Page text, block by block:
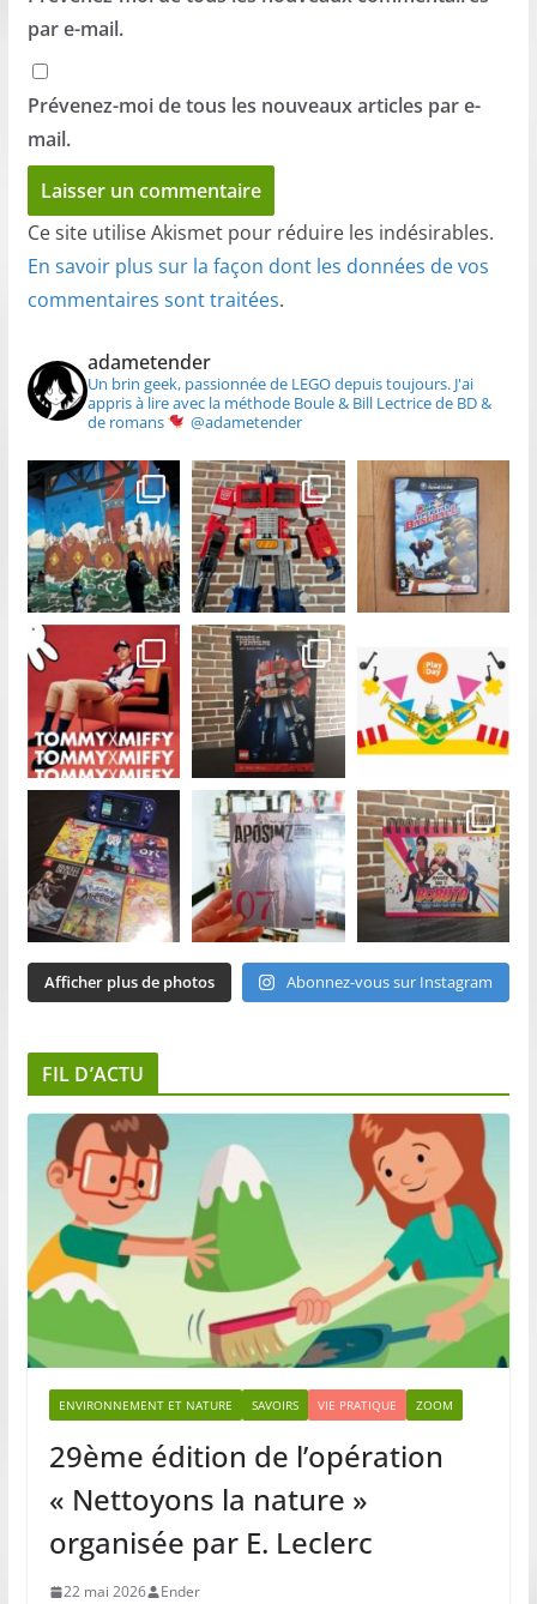
par e-mail.
Prévenez-moi de tous les nouveaux articles par e-
mail.
Ce site utilise Akismet pour réduire les indésirables.
En savoir plus sur la façon dont les données de vos
commentaires sont traitées.
adametender
Un brin geek, passionnée de LEGO depuis toujours.J'ai
appris à lire avec la méthode Boule & Bill Lectrice de BD &
de romans
@adametender
Afficher plus de photos Abonnez-vous sur Instagram
FIL D’ACTU
ENVIRONNEMENT ET NATURE SAVOIRS VIE PRATIQUE ZOOM
29ème édition de l’opération
« Nettoyons la nature »
organisée par E. Leclerc
22 mai 2026 Ender